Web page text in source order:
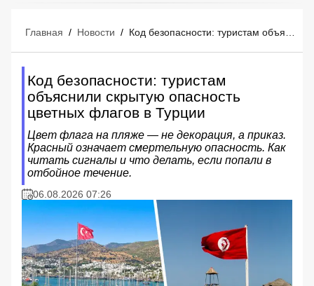
Главная / Новости / Код безопасности: туристам объяснили скрытую опасность цветных флагов в Турции
Код безопасности: туристам
объяснили скрытую опасность
цветных флагов в Турции
Цвет флага на пляже — не декорация, а приказ.
Красный означает смертельную опасность. Как
читать сигналы и что делать, если попали в
отбойное течение.
06.08.2026 07:26